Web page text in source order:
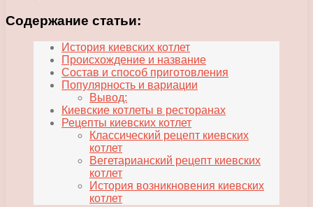
Содержание статьи:
История киевских котлет
Происхождение и название
Состав и способ приготовления
Популярность и вариации
Вывод:
Киевские котлеты в ресторанах
Рецепты киевских котлет
Классический рецепт киевских
котлет
Вегетарианский рецепт киевских
котлет
История возникновения киевских
котлет